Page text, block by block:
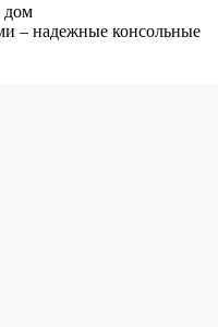
дом
– надежные консольные